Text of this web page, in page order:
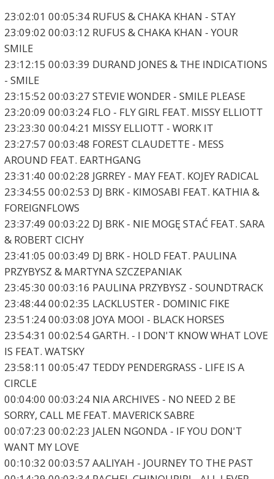
23:02:01 00:05:34 RUFUS & CHAKA KHAN - STAY
23:09:02 00:03:12 RUFUS & CHAKA KHAN - YOUR
SMILE
23:12:15 00:03:39 DURAND JONES & THE INDICATIONS
- SMILE
23:15:52 00:03:27 STEVIE WONDER - SMILE PLEASE
23:20:09 00:03:24 FLO - FLY GIRL FEAT. MISSY ELLIOTT
23:23:30 00:04:21 MISSY ELLIOTT - WORK IT
23:27:57 00:03:48 FOREST CLAUDETTE - MESS
AROUND FEAT. EARTHGANG
23:31:40 00:02:28 JGRREY - MAY FEAT. KOJEY RADICAL
23:34:55 00:02:53 DJ BRK - KIMOSABI FEAT. KATHIA &
FOREIGNFLOWS
23:37:49 00:03:22 DJ BRK - NIE MOGĘ STAĆ FEAT. SARA
& ROBERT CICHY
23:41:05 00:03:49 DJ BRK - HOLD FEAT. PAULINA
PRZYBYSZ & MARTYNA SZCZEPANIAK
23:45:30 00:03:16 PAULINA PRZYBYSZ - SOUNDTRACK
23:48:44 00:02:35 LACKLUSTER - DOMINIC FIKE
23:51:24 00:03:08 JOYA MOOI - BLACK HORSES
23:54:31 00:02:54 GARTH. - I DON'T KNOW WHAT LOVE
IS FEAT. WATSKY
23:58:11 00:05:47 TEDDY PENDERGRASS - LIFE IS A
CIRCLE
00:04:00 00:03:24 NIA ARCHIVES - NO NEED 2 BE
SORRY, CALL ME FEAT. MAVERICK SABRE
00:07:23 00:02:23 JALEN NGONDA - IF YOU DON'T
WANT MY LOVE
00:10:32 00:03:57 AALIYAH - JOURNEY TO THE PAST